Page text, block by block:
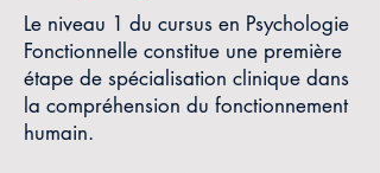
Le niveau 1 du cursus en Psychologie
Fonctionnelle constitue une première
étape de spécialisation clinique dans
la compréhension du fonctionnement
humain.